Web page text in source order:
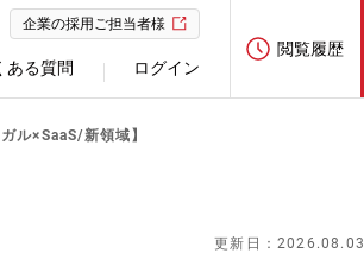
企業の採用ご担当者様
ある質問 ログイン
閲覧履歴
ル×SaaS/新領域】
更新日：2026.08.03